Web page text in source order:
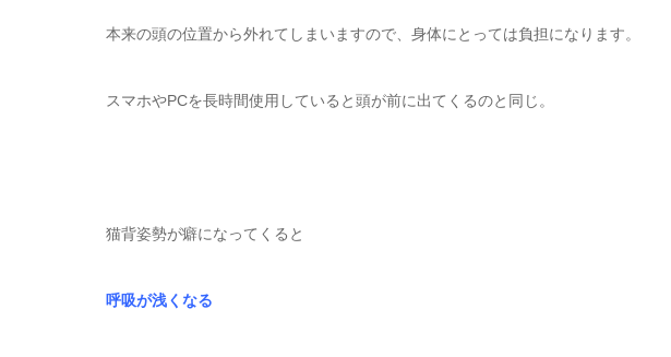
本来の頭の位置から外れてしまいますので、身体にとっては負担になります。
スマホやPCを長時間使用していると頭が前に出てくるのと同じ。
猫背姿勢が癖になってくると
呼吸が浅くなる